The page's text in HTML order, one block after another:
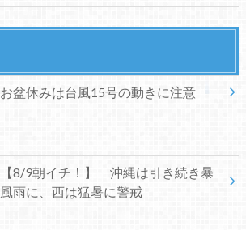
お盆休みは台風15号の動きに注意
【8/9朝イチ！】 沖縄は引き続き暴
風雨に、西は猛暑に警戒